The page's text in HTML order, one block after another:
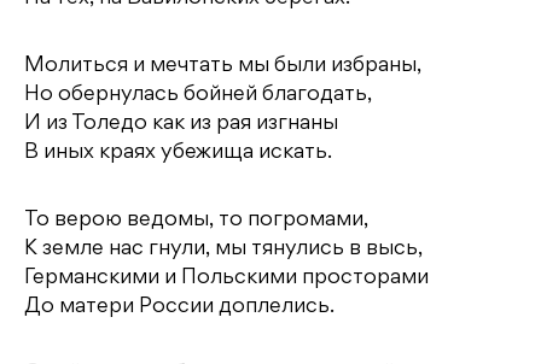
Молиться и мечтать мы были избраны,
Но обернулась бойней благодать,
И из Толедо как из рая изгнаны
В иных краях убежища искать.
То верою ведомы, то погромами,
К земле нас гнули, мы тянулись в высь,
Германскими и Польскими просторами
До матери России доплелись.